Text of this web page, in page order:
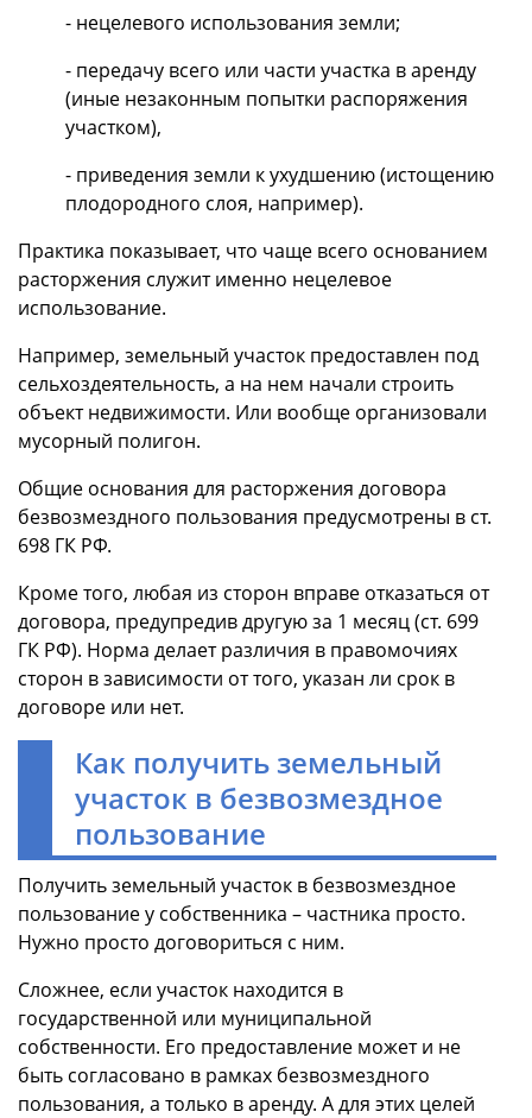
- нецелевого использования земли;
- передачу всего или части участка в аренду
(иные незаконным попытки распоряжения
участком),
- приведения земли к ухудшению (истощению
плодородного слоя, например).
Практика показывает, что чаще всего основанием
расторжения служит именно нецелевое
использование.
Например, земельный участок предоставлен под
сельхоздеятельность, а на нем начали строить
объект недвижимости. Или вообще организовали
мусорный полигон.
Общие основания для расторжения договора
безвозмездного пользования предусмотрены в ст.
698 ГК РФ.
Кроме того, любая из сторон вправе отказаться от
договора, предупредив другую за 1 месяц (ст. 699
ГК РФ). Норма делает различия в правомочиях
сторон в зависимости от того, указан ли срок в
договоре или нет.
Как получить земельный
участок в безвозмездное
пользование
Получить земельный участок в безвозмездное
пользование у собственника – частника просто.
Нужно просто договориться с ним.
Сложнее, если участок находится в
государственной или муниципальной
собственности. Его предоставление может и не
быть согласовано в рамках безвозмездного
пользования, а только в аренду. А для этих целей